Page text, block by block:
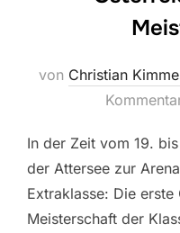
von Christian
In der Zeit vom 19.
der Attersee zur
Extraklasse: Die erste
Meisterschaft der